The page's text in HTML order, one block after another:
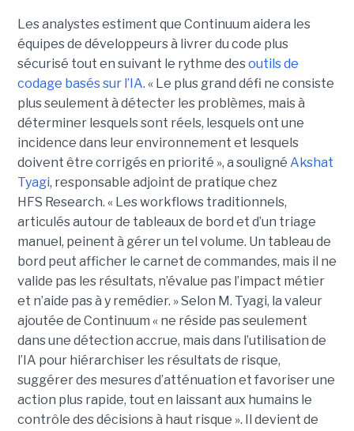
Les analystes estiment que Continuum aidera les
équipes de développeurs à livrer du code plus
sécurisé tout en suivant le rythme desoutils de
codage basés sur l’IA. « Le plus grand défi ne consiste
plus seulement à détecter les problèmes, mais à
déterminer lesquels sont réels, lesquels ont une
incidence dans leur environnement et lesquels
doivent être corrigés en priorité », a souligné Akshat
Tyagi, responsable adjoint de pratique chez
HFS Research. « Les workflows traditionnels,
articulés autour de tableaux de bord et d’un triage
manuel, peinent à gérer un tel volume. Un tableau de
bord peut afficher le carnet de commandes, mais il ne
valide pas les résultats, n’évalue pas l’impact métier
et n’aide pas à y remédier. »Selon M. Tyagi, la valeur
ajoutée de Continuum « ne réside pas seulement
dans une détection accrue, mais dans l’utilisation de
l’IA pour hiérarchiser les résultats de risque,
suggérer des mesures d’atténuation et favoriser une
action plus rapide, tout en laissant aux humains le
contrôle des décisions à haut risque ».
Il devient de